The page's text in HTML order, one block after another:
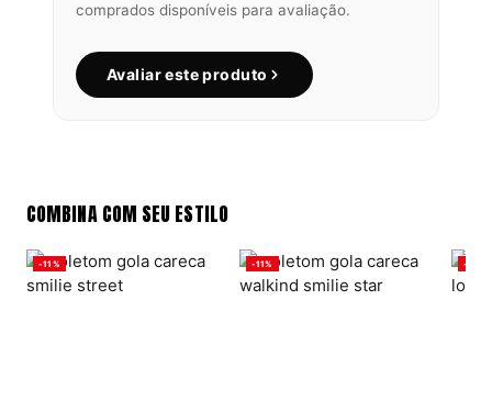
comprados disponíveis para avaliação.
Avaliar este produto
COMBINA COM SEU ESTILO
-11% -11% -11%